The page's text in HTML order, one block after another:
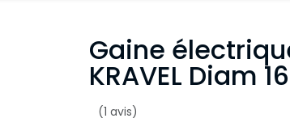
Gaine
KRAVEL Diam 16
(1 avis)